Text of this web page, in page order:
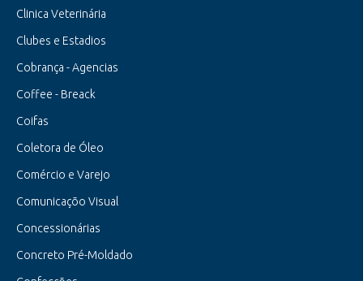
Clinica Veterinária
Clubes e Estadios
Cobrança - Agencias
Coffee - Breack
Coifas
Coletora de Óleo
Comércio e Varejo
Comunicaçõo Visual
Concessionárias
Concreto Pré-Moldado